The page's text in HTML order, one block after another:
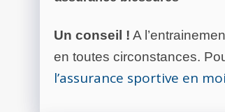
Un conseil ! A
en toutes circonstances.
l’assurance sportive en